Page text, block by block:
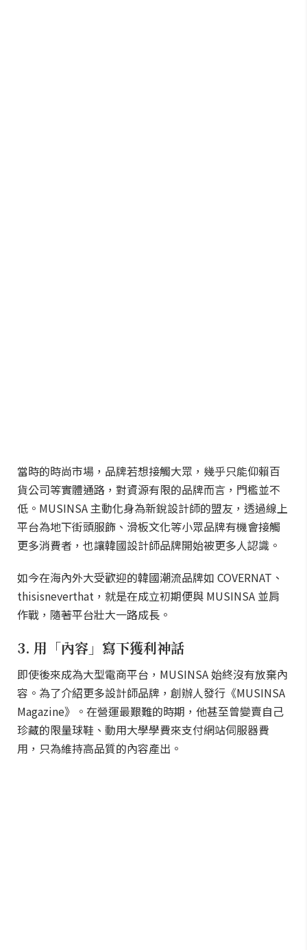
當時的時尚市場，品牌若想接觸大眾，幾乎只能仰賴百
貨公司等實體通路，對資源有限的品牌而言，門檻並不
低。MUSINSA 主動化身為新銳設計師的盟友，透過線上
平台為地下街頭服飾、滑板文化等小眾品牌有機會接觸
更多消費者，也讓韓國設計師品牌開始被更多人認識。
如今在海內外大受歡迎的韓國潮流品牌如 COVERNAT、
thisisneverthat，就是在成立初期便與 MUSINSA 並肩
作戰，隨著平台壯大一路成長。
3. 用「內容」寫下獲利神話
即使後來成為大型電商平台，MUSINSA 始終沒有放棄內
容。為了介紹更多設計師品牌，創辦人發行《MUSINSA
Magazine》。在營運最艱難的時期，他甚至曾變賣自己
珍藏的限量球鞋、動用大學學費來支付網站伺服器費
用，只為維持高品質的內容產出。